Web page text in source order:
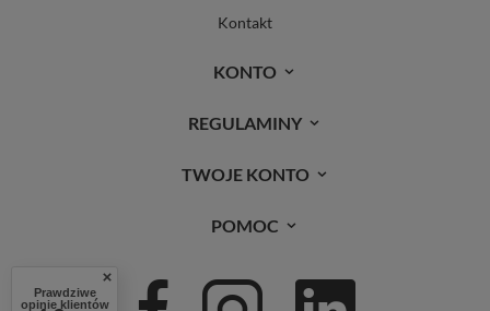
Kontakt
KONTO
REGULAMINY
TWOJE KONTO
POMOC
Prawdziwe
opinie klientów